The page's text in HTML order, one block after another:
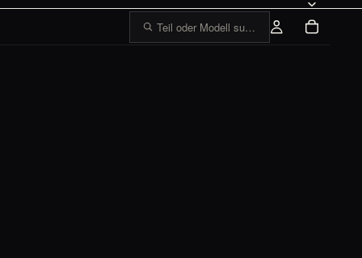
Teil oder Modell suchen, z. B. „1303